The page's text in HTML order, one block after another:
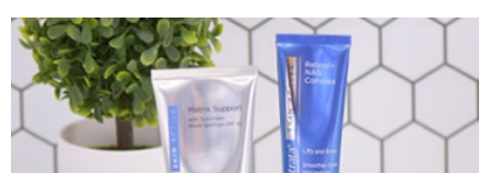
Nega kose za muškarce